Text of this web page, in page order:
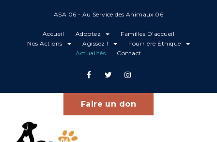
ASA 06 - Au Service des Animaux 06
Accueil Adoptez
Familles D'accueil
Nos Actions
Agissez !
Fourrière Éthique
Actualités
Contact
Faire un don
Home BRICKY